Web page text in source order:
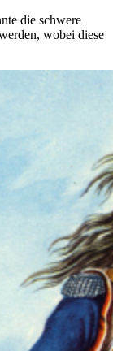
die schwere
wobei diese